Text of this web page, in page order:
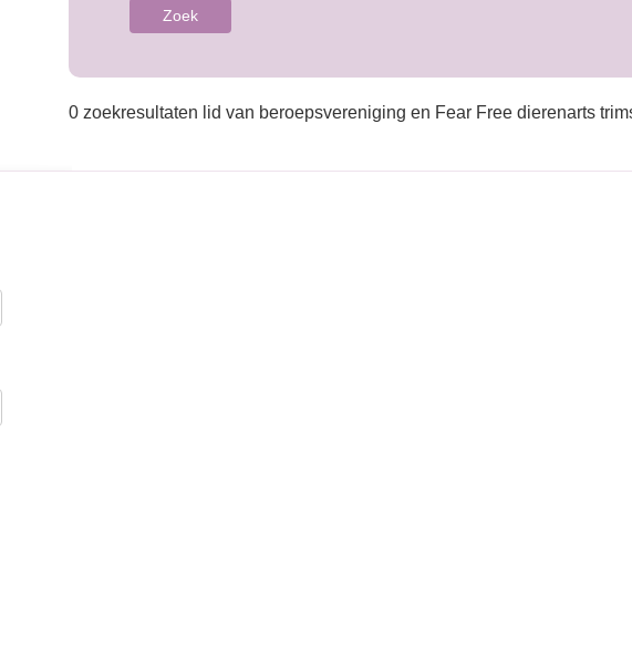
Zoek
0 zoekresultaten lid van beroepsvereniging en Fear Free dierenarts